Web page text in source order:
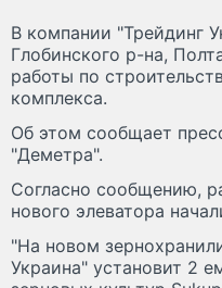
В компании "Трейдинг
Глобинского р-на,
работы по
комплекса.
Об этом сообщает
"Деметра".
Согласно сообщению,
нового элеватора
"На новом
Украина" установит 2